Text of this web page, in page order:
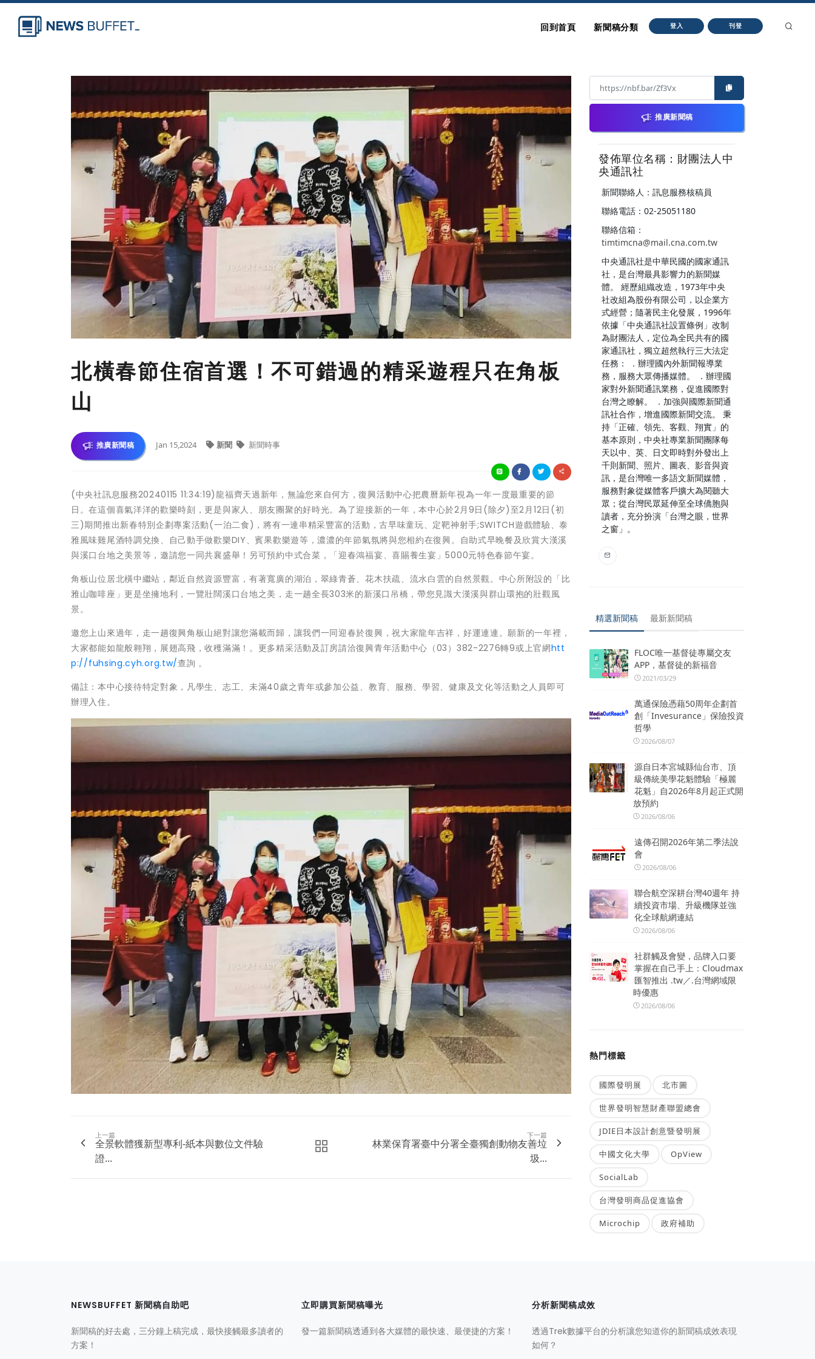
回到首頁 新聞稿分類 登入 刊登
北橫春節住宿首選！不可錯過的精采遊程只在角板
山
推廣新聞稿 Jan 15,2024 新聞 新聞時事
(中央社訊息服務20240115 11:34:19)龍福齊天過新年，無論您來自何方，復興活動中心把農曆新年視為一年一度最重要的節
日。在這個喜氣洋洋的歡樂時刻，更是與家人、朋友團聚的好時光。為了迎接新的一年，本中心於2月9日(除夕)至2月12日(初
三)期間推出新春特別企劃專案活動(一泊二食)，將有一連串精采豐富的活動，古早味童玩、定靶神射手;SWITCH遊戲體驗、泰
雅風味雞尾酒特調兌換、自己動手做歡樂DIY、賓果歡樂遊等，濃濃的年節氣氛將與您相約在復興。自助式早晚餐及欣賞大漢溪
與溪口台地之美景等，邀請您一同共襄盛舉！另可預約中式合菜，「迎春鴻福宴、喜賜養生宴」5000元特色春節午宴。
角板山位居北橫中繼站，鄰近自然資源豐富，有著寬廣的湖泊，翠綠青蒼、花木扶疏、流水白雲的自然景觀。中心所附設的「比
雅山咖啡座」更是坐擁地利，一覽壯闊溪口台地之美，走一趟全長303米的新溪口吊橋，帶您見識大漢溪與群山環抱的壯觀風
景。
邀您上山來過年，走一趟復興角板山絕對讓您滿載而歸，讓我們一同迎春於復興，祝大家龍年吉祥，好運連連。願新的一年裡，
大家都能如龍般翱翔，展翅高飛，收穫滿滿！。更多精采活動及訂房請洽復興青年活動中心（03）382-2276轉9或上官網htt
p://fuhsing.cyh.org.tw/查詢 。
備註：本中心接待特定對象，凡學生、志工、未滿40歲之青年或參加公益、教育、服務、學習、健康及文化等活動之人員即可
辦理入住。
上一篇
全景軟體獲新型專利-紙本與數位文件驗
證...
下一篇
林業保育署臺中分署全臺獨創動物友善垃
圾...
推廣新聞稿
發佈單位名稱：財團法人中
央通訊社
新聞聯絡人：訊息服務核稿員
聯絡電話：02-25051180
聯絡信箱：
timtimcna@mail.cna.com.tw
中央通訊社是中華民國的國家通訊
社，是台灣最具影響力的新聞媒
體。 經歷組織改造，1973年中央
社改組為股份有限公司，以企業方
式經營；隨著民主化發展，1996年
依據「中央通訊社設置條例」改制
為財團法人，定位為全民共有的國
家通訊社，獨立超然執行三大法定
任務： ．辦理國內外新聞報導業
務，服務大眾傳播媒體。 ．辦理國
家對外新聞通訊業務，促進國際對
台灣之瞭解。 ．加強與國際新聞通
訊社合作，增進國際新聞交流。 秉
持「正確、領先、客觀、翔實」的
基本原則，中央社專業新聞團隊每
天以中、英、日文即時對外發出上
千則新聞、照片、圖表、影音與資
訊，是台灣唯一多語文新聞媒體，
服務對象從媒體客戶擴大為閱聽大
眾；從台灣民眾延伸至全球僑胞與
讀者，充分扮演「台灣之眼，世界
之窗」。
精選新聞稿 最新新聞稿
FLOC唯一基督徒專屬交友
APP，基督徒的新福音
2021/03/29
萬通保險憑藉50周年企劃首
創「Invesurance」保險投資
哲學
2026/08/07
源自日本宮城縣仙台市、頂
級傳統美學花魁體驗「極麗
花魁」自2026年8月起正式開
放預約
2026/08/06
遠傳召開2026年第二季法說
會
2026/08/06
聯合航空深耕台灣40週年 持
續投資市場、升級機隊並強
化全球航網連結
2026/08/06
社群觸及會變，品牌入口要
掌握在自己手上：Cloudmax
匯智推出 .tw／.台灣網域限
時優惠
2026/08/06
熱門標籤
國際發明展 北市圖
世界發明智慧財產聯盟總會
JDIE日本設計創意暨發明展
中國文化大學 OpView
SocialLab
台灣發明商品促進協會
Microchip 政府補助
NEWSBUFFET 新聞稿自助吧
新聞稿的好去處，三分鐘上稿完成，最快接觸最多讀者的
方案！
立即購買新聞稿曝光
發一篇新聞稿透通到各大媒體的最快速、最便捷的方案！
分析新聞稿成效
透過Trek數據平台的分析讓您知道你的新聞稿成效表現
如何？